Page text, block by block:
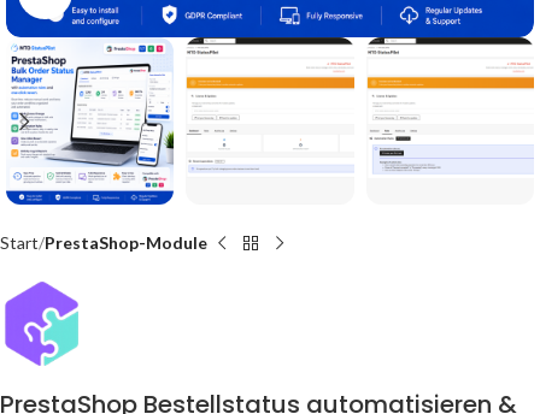
Start PrestaShop-Module
PrestaShop Bestellstatus automatisieren &